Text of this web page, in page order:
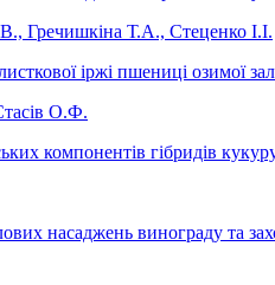
Гречишкіна Т.А., Стеценко І.І.
іржі пшениці озимої
О.Ф.
компонентів гібридів
насаджень винограду та